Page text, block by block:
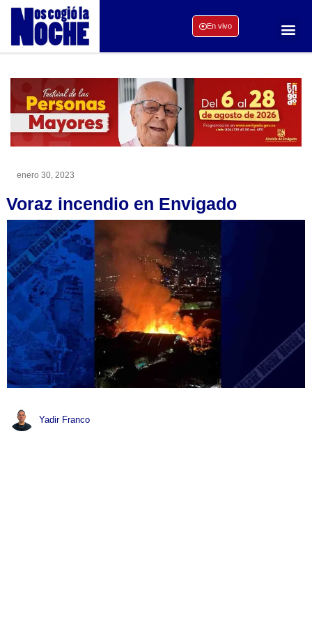
En vivo
enero 30, 2023
Voraz incendio en Envigado
Yadir Franco